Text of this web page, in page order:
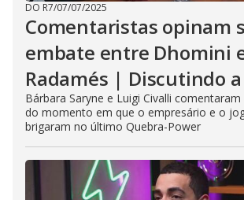
DO R7/07/07/2025
Comentaristas opinam
embate entre Dhomini
Radamés | Discutindo a
Bárbara Saryne e Luigi Civalli
do momento em que o empresário e o
brigaram no último Quebra-Power